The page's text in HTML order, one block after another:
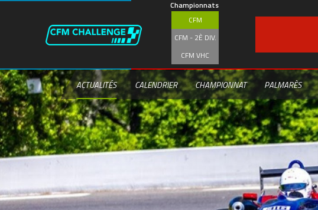
Aller
Championnats
CFM
CFM - 2È DIV.
CFM VHC
ACTUALITÉS CALENDRIER CHAMPIONNAT PALMARÈS